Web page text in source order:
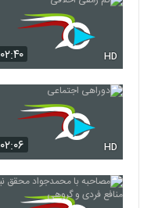
۰۲:۴۰ HD
۰۲:۰۶ HD